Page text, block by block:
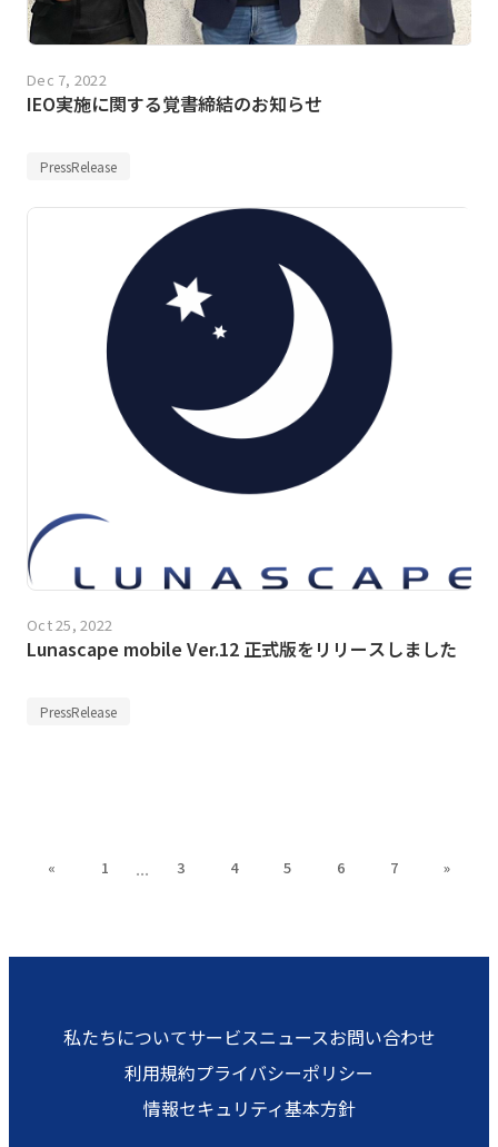
Dec 7, 2022
IEO実施に関する覚書締結のお知らせ
PressRelease
Oct 25, 2022
Lunascape mobile Ver.12 正式版をリリースしました
PressRelease
« 1 ... 3 4 5 6 7 »
私たちについてサービスニュースお問い合わせ
利用規約プライバシーポリシー
情報セキュリティ基本方針